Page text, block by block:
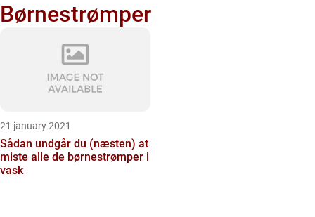
Børnestrømper
21 january 2021
Sådan undgår du (næsten) at
miste alle de børnestrømper i
vask